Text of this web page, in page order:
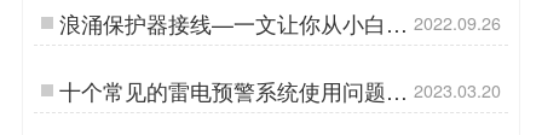
浪涌保护器接线—一文让你从小白变
高手【杭州易造】…
2022.09.26
十个常见的雷电预警系统使用问题
——配图释义【易造防雷】…
2023.03.20